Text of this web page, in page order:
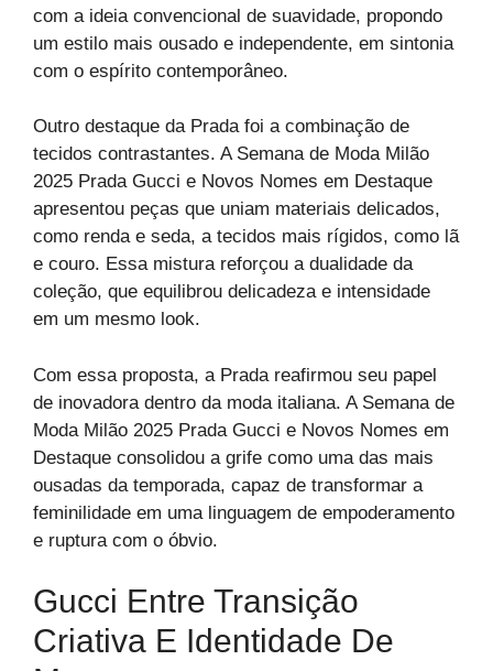
com a ideia convencional de suavidade, propondo
um estilo mais ousado e independente, em sintonia
com o espírito contemporâneo.
Outro destaque da Prada foi a combinação de
tecidos contrastantes. A Semana de Moda Milão
2025 Prada Gucci e Novos Nomes em Destaque
apresentou peças que uniam materiais delicados,
como renda e seda, a tecidos mais rígidos, como lã
e couro. Essa mistura reforçou a dualidade da
coleção, que equilibrou delicadeza e intensidade
em um mesmo look.
Com essa proposta, a Prada reafirmou seu papel
de inovadora dentro da moda italiana. A Semana de
Moda Milão 2025 Prada Gucci e Novos Nomes em
Destaque consolidou a grife como uma das mais
ousadas da temporada, capaz de transformar a
feminilidade em uma linguagem de empoderamento
e ruptura com o óbvio.
Gucci Entre Transição
Criativa E Identidade De